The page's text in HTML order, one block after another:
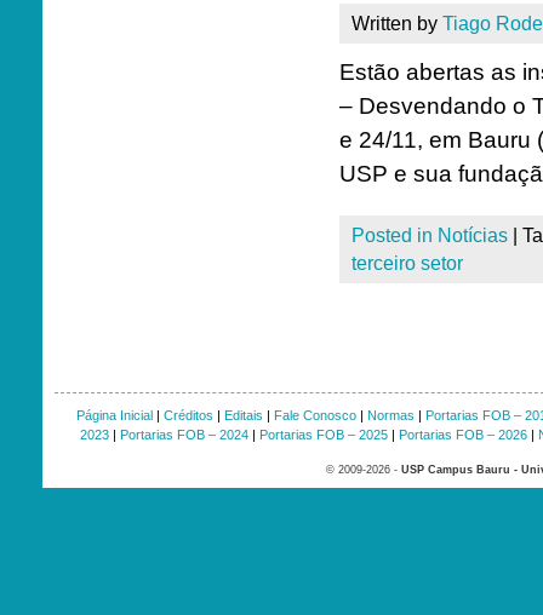
Written by Tiago
Estão abertas as
– Desvendando o
e 24/11, em Bauru
USP e sua
Posted in Notícias
terceiro setor
Página Inicial| Créditos | Editais | Fale Conosco| Normas | Portarias FOB –
2023| Portarias FOB – 2024| Portarias FOB – 2025| Portarias FOB – 2026|
© 2009-2026 - USP Campus Bauru -